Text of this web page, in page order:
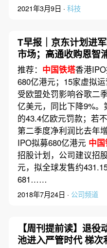
2021年3月9日 · 科技
T早报｜京东计划进
市场；高通收购恩智
见分晓；阿里参投旷
元融资
推荐： 中国铁塔香港
680亿港元；15家虚拟
受欧盟处罚影响谷歌
亿美元，同比下降9%
的43.4亿欧元罚款；若
第二季度净利润比去年
IPO拟募680亿港元 中
招股计划，公司建议招
元，拟全球发售约
681……
2018年7月24日 · 公司频道
【周刊提前读】退役
池进入严管时代 梯次